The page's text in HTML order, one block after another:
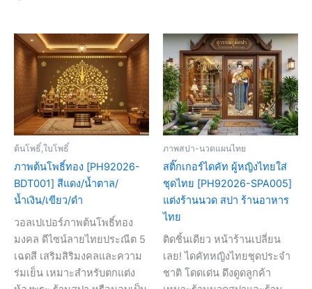
ต้นโพธิ์,ใบโพธิ์
ภาพต้นโพธิ์ทอง [PH92026-
BDT001] สีแดง/น้ำตาล/
น้ำเงิน/เขียว/ดำ
วอลเปเปอร์ภาพต้นโพธิ์ทอง
มงคล ดีไซน์ลายไทยประณีต 5
เฉดสี เสริมสิริมงคลและความ
ร่มเย็น เหมาะสำหรับตกแต่ง
ภาพสปา-นวดแผนไทย
สติ๊กเกอร์ไดคัท ผู้หญิงไทยใส่
ชุดไทย [PH92026-SPA005]
แต่งร้านนวด สปา ร้านอาหาร
ไทย
ติดชิ้นเดียว หน้าร้านเปลี่ยน
เลย! ไดคัทหญิงไทยชุดประจำ
ชาติ โดดเด่น ดึงดูดลูกค้า